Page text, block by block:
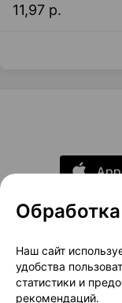
11,97 р.
О
Размещение
Наш сайт
удобства
статистики и
рекомендаций.